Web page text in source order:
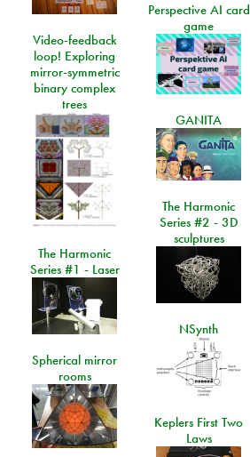
Perspective AI card
game
Video-feedback
loop! Exploring
mirror-symmetric
binary complex
trees
GANITA
The Harmonic
Series #2 - 3D
sculptures
The Harmonic
Series #1 - Laser
NSynth
Spherical mirror
rooms
Keplers First Two
Laws